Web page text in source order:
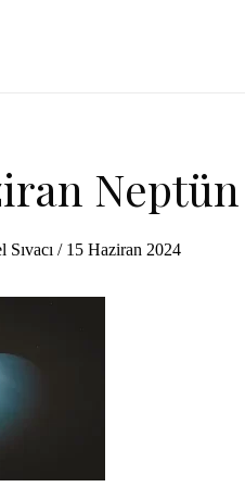
Neptün
Sıvacı / 15 Haziran 2024